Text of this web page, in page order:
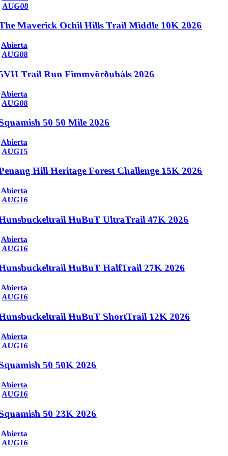
AUG08
Maverick Ochil Hills Trail Middle 10K 2026
Abierta
AUG08
Trail Run Fimmvörðuháls 2026
Abierta
AUG08
50 50 Mile 2026
Abierta
AUG15
Hill Heritage Forest Challenge 15K 2026
Abierta
AUG16
HuBuT UltraTrail 47K 2026
Abierta
AUG16
HuBuT HalfTrail 27K 2026
Abierta
AUG16
HuBuT ShortTrail 12K 2026
Abierta
AUG16
50 50K 2026
Abierta
AUG16
50 23K 2026
Abierta
AUG16